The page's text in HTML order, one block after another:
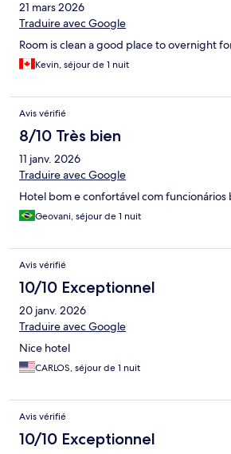
21 mars 2026
Traduire avec Google
Room is clean a good place to overnight
Kevin, séjour de 1 nuit
Avis vérifié
8/10 Très bien
11 janv. 2026
Traduire avec Google
Hotel bom e confortável com funcionários
Geovani, séjour de 1 nuit
Avis vérifié
10/10 Exceptionnel
20 janv. 2026
Traduire avec Google
Nice hotel
CARLOS, séjour de 1 nuit
Avis vérifié
10/10 Exceptionnel